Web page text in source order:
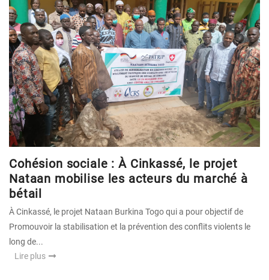
Cohésion sociale : À Cinkassé, le projet
Nataan mobilise les acteurs du marché à
bétail
À Cinkassé, le projet Nataan Burkina Togo qui a pour objectif de
Promouvoir la stabilisation et la prévention des conflits violents le
long de...
Lire plus